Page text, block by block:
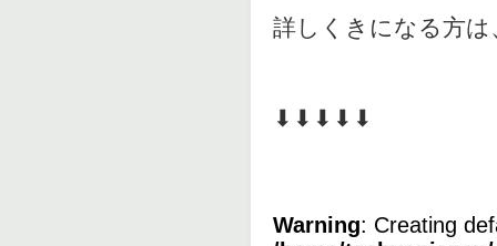
詳しくきになる方
⬇︎⬇︎⬇︎⬇︎⬇︎